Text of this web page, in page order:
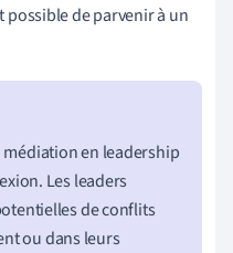
possible de parvenir à un
médiation en leadership
Les leaders
de conflits
ou dans leurs